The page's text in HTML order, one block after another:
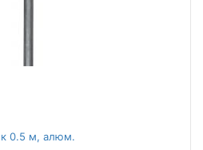
0.5 м, алюм.